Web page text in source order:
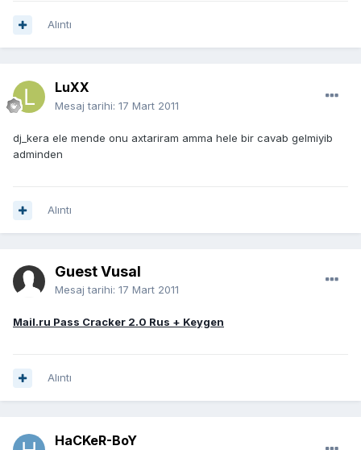
Alıntı
LuXX
Mesaj tarihi: 17 Mart 2011
dj_kera ele mende onu axtariram amma hele bir cavab gelmiyib
adminden
Alıntı
Guest Vusal
Mesaj tarihi: 17 Mart 2011
Mail.ru Pass Cracker 2.0 Rus + Keygen
Alıntı
HaCKeR-BoY